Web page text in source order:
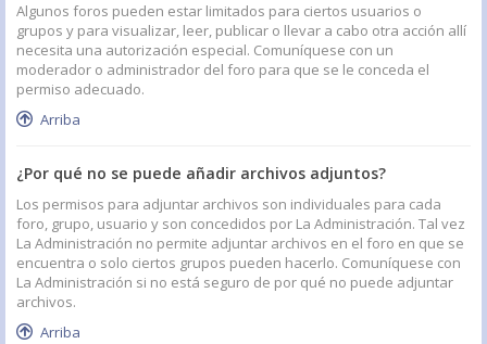
Algunos foros pueden estar limitados para ciertos usuarios o
grupos y para visualizar, leer, publicar o llevar a cabo otra acción allí
necesita una autorización especial. Comuníquese con un
moderador o administrador del foro para que se le conceda el
permiso adecuado.
Arriba
¿Por qué no se puede añadir archivos adjuntos?
Los permisos para adjuntar archivos son individuales para cada
foro, grupo, usuario y son concedidos por La Administración. Tal vez
La Administración no permite adjuntar archivos en el foro en que se
encuentra o solo ciertos grupos pueden hacerlo. Comuníquese con
La Administración si no está seguro de por qué no puede adjuntar
archivos.
Arriba